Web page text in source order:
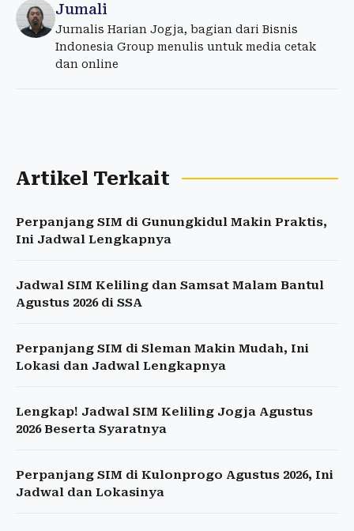
Jumali
Jurnalis Harian Jogja, bagian dari Bisnis
Indonesia Group menulis untuk media cetak
dan online
Artikel Terkait
Perpanjang SIM di Gunungkidul Makin Praktis,
Ini Jadwal Lengkapnya
Jadwal SIM Keliling dan Samsat Malam Bantul
Agustus 2026 di SSA
Perpanjang SIM di Sleman Makin Mudah, Ini
Lokasi dan Jadwal Lengkapnya
Lengkap! Jadwal SIM Keliling Jogja Agustus
2026 Beserta Syaratnya
Perpanjang SIM di Kulonprogo Agustus 2026, Ini
Jadwal dan Lokasinya